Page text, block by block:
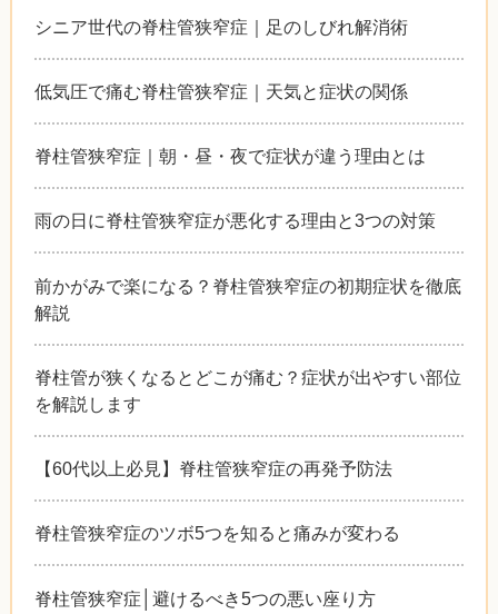
シニア世代の脊柱管狭窄症｜足のしびれ解消術
低気圧で痛む脊柱管狭窄症｜天気と症状の関係
脊柱管狭窄症｜朝・昼・夜で症状が違う理由とは
雨の日に脊柱管狭窄症が悪化する理由と3つの対策
前かがみで楽になる？脊柱管狭窄症の初期症状を徹底
解説
脊柱管が狭くなるとどこが痛む？症状が出やすい部位
を解説します
【60代以上必見】脊柱管狭窄症の再発予防法
脊柱管狭窄症のツボ5つを知ると痛みが変わる
脊柱管狭窄症│避けるべき5つの悪い座り方